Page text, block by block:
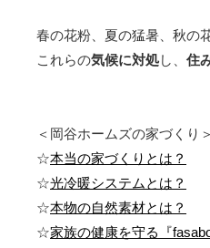
春の花粉、夏の猛暑、秋の
これらの気候に対処し、 住
＜岡谷ホームズの家づくり＞
☆本当の家づくりとは？
☆光冷暖システムとは？
☆本物の自然素材とは？
☆家族の健康を守る『